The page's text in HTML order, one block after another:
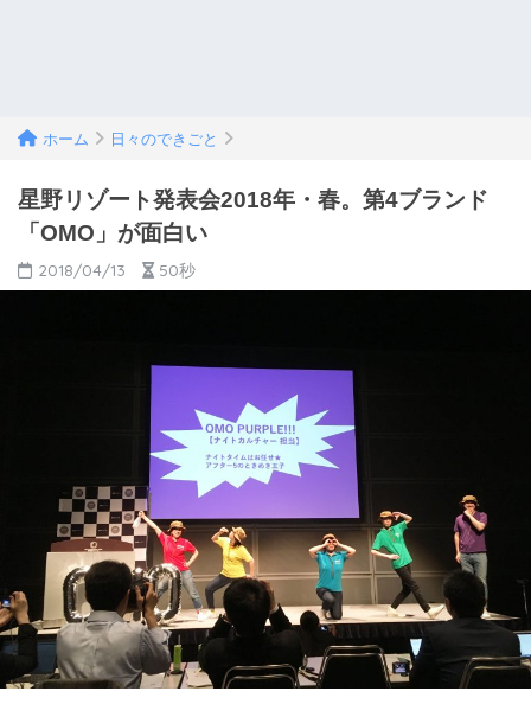
ホーム 日々のできごと
星野リゾート発表会2018年・春。第4ブランド
「OMO」が面白い
2018/04/13 50秒